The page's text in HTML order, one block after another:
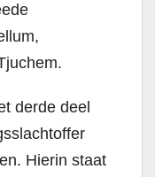
derde deel
Hierin staat